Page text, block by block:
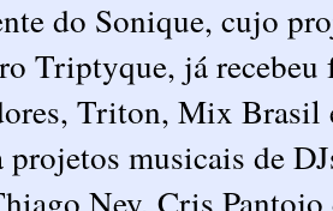
do Sonique, cujo
Triptyque, já recebeu
Triton, Mix Brasil
projetos musicais de
Ney, Cris